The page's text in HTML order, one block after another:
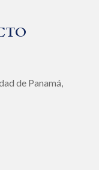
de Panamá,